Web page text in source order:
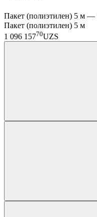
Пакет (полиэтилен) 5 м —
Пакет (полиэтилен) 5 м
1 096 15770UZS